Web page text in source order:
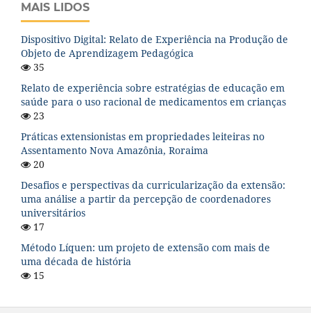
MAIS LIDOS
Dispositivo Digital: Relato de Experiência na Produção de
Objeto de Aprendizagem Pedagógica
35
Relato de experiência sobre estratégias de educação em
saúde para o uso racional de medicamentos em crianças
23
Práticas extensionistas em propriedades leiteiras no
Assentamento Nova Amazônia, Roraima
20
Desafios e perspectivas da curricularização da extensão:
uma análise a partir da percepção de coordenadores
universitários
17
Método Líquen: um projeto de extensão com mais de
uma década de história
15